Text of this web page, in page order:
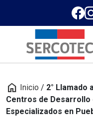
home Inicio / 2° Llamado
Centros de Desarrollo
Especializados en